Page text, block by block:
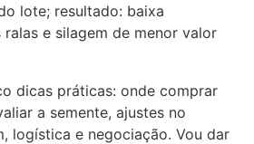
lote; resultado: baixa
e silagem de menor valor
dicas práticas: onde comprar
a semente, ajustes no
logística e negociação. Vou dar